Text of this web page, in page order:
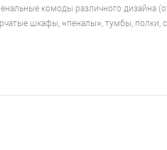
комоды различного дизайна
шкафы, «пеналы», тумбы,